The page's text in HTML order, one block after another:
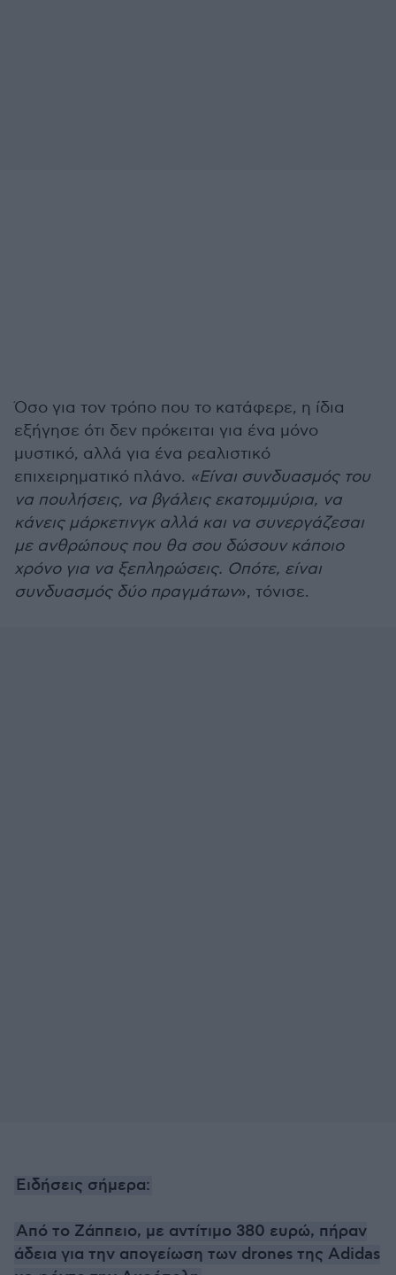
Όσο για τον τρόπο που το κατάφερε, η ίδια
εξήγησε ότι δεν πρόκειται για ένα μόνο
μυστικό, αλλά για ένα ρεαλιστικό
επιχειρηματικό πλάνο. «Είναι συνδυασμός του
να πουλήσεις, να βγάλεις εκατομμύρια, να
κάνεις μάρκετινγκ αλλά και να συνεργάζεσαι
με ανθρώπους που θα σου δώσουν κάποιο
χρόνο για να ξεπληρώσεις. Οπότε, είναι
συνδυασμός δύο πραγμάτων», τόνισε.
Ειδήσεις σήμερα:
Από το Ζάππειο, με αντίτιμο 380 ευρώ, πήραν
άδεια για την απογείωση των drones της Adidas